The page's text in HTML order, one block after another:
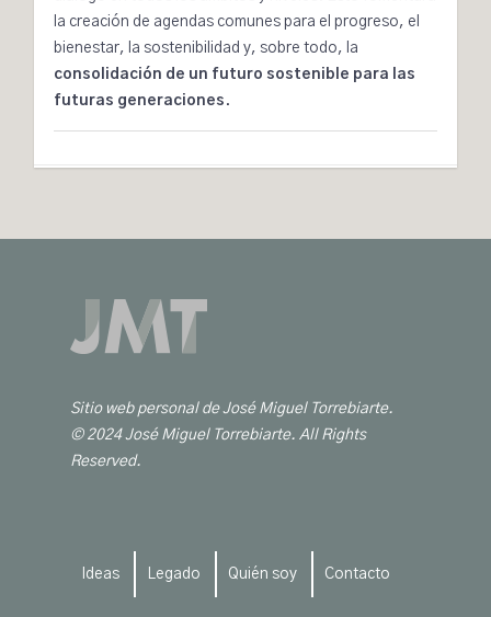
la creación de agendas comunes para el progreso, el
bienestar, la sostenibilidad y, sobre todo, la
consolidación de un futuro sostenible para las
futuras generaciones .
Sitio web personal de José Miguel Torrebiarte.
© 2024 José Miguel Torrebiarte. All Rights
Reserved.
Ideas Legado Quién soy Contacto